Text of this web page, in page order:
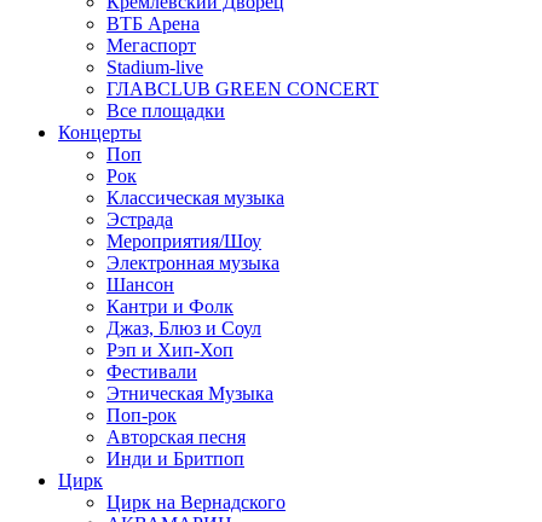
ВТБ Арена
Мегаспорт
Stadium-live
ГЛАВCLUB GREEN CONCERT
Все площадки
Концерты
Поп
Рок
Классическая музыка
Эстрада
Мероприятия/Шоу
Электронная музыка
Шансон
Кантри и Фолк
Джаз, Блюз и Соул
Рэп и Хип-Хоп
Фестивали
Этническая Музыка
Поп-рок
Авторская песня
Инди и Бритпоп
Цирк
Цирк на Вернадского